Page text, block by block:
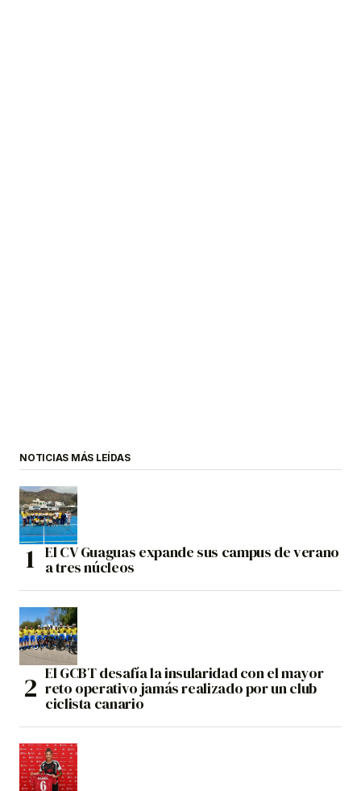
NOTICIAS MÁS LEÍDAS
El CV Guaguas expande sus campus de verano
a tres núcleos
El GCBT desafía la insularidad con el mayor
reto operativo jamás realizado por un club
ciclista canario